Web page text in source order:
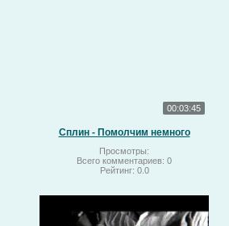
00:03:45
Сплин - Помолчим немного
Просмотры:
Всего комментариев: 0
Рейтинг: 0.0